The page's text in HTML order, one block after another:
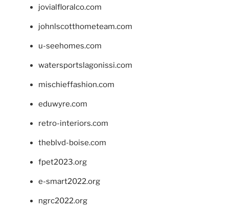
jovialfloralco.com
johnlscotthometeam.com
u-seehomes.com
watersportslagonissi.com
mischieffashion.com
eduwyre.com
retro-interiors.com
theblvd-boise.com
fpet2023.org
e-smart2022.org
ngrc2022.org